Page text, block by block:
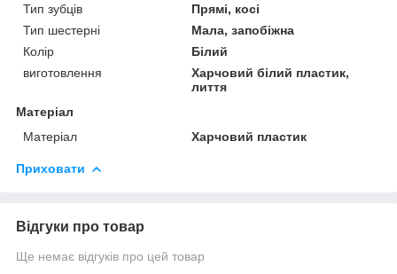
Тип зубців
Прямі, косі
Тип шестерні
Мала, запобіжна
Колір
Білий
виготовлення
Харчовий білий пластик,
лиття
Матеріал
Матеріал
Харчовий пластик
Приховати
Відгуки про товар
Ще немає відгуків про цей товар